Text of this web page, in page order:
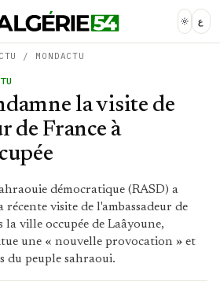
ع
/ MONDACTU
la visite de
de France à
démocratique (RASD) a
visite de l'ambassadeur de
ville occupée de Laâyoune,
une « nouvelle provocation » et
du peuple sahraoui.